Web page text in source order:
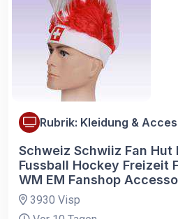
Rubrik: Kleidung &
Schweiz Schwiiz Fan Hut
Fussball Hockey Freizeit
WM EM Fanshop
3930 Visp